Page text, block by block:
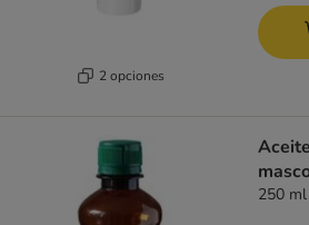
2 opciones
250 ml